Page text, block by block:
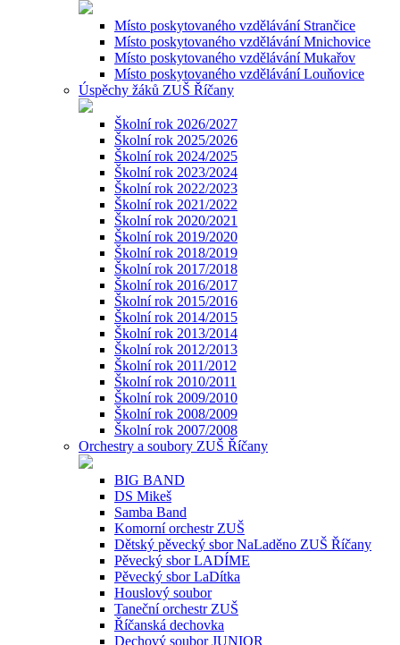
Místo poskytovaného vzdělávání Strančice
Místo poskytovaného vzdělávání Mnichovice
Místo poskytovaného vzdělávání Mukařov
Místo poskytovaného vzdělávání Louňovice
Úspěchy žáků ZUŠ Říčany
Školní rok 2026/2027
Školní rok 2025/2026
Školní rok 2024/2025
Školní rok 2023/2024
Školní rok 2022/2023
Školní rok 2021/2022
Školní rok 2020/2021
Školní rok 2019/2020
Školní rok 2018/2019
Školní rok 2017/2018
Školní rok 2016/2017
Školní rok 2015/2016
Školní rok 2014/2015
Školní rok 2013/2014
Školní rok 2012/2013
Školní rok 2011/2012
Školní rok 2010/2011
Školní rok 2009/2010
Školní rok 2008/2009
Školní rok 2007/2008
Orchestry a soubory ZUŠ Říčany
BIG BAND
DS Mikeš
Samba Band
Komorní orchestr ZUŠ
Dětský pěvecký sbor NaLaděno ZUŠ Říčany
Pěvecký sbor LADÍME
Pěvecký sbor LaDítka
Houslový soubor
Taneční orchestr ZUŠ
Říčanská dechovka
Dechový soubor JUNIOR